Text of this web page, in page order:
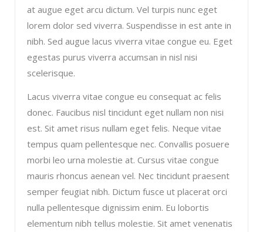
at augue eget arcu dictum. Vel turpis nunc eget
lorem dolor sed viverra. Suspendisse in est ante in
nibh. Sed augue lacus viverra vitae congue eu. Eget
egestas purus viverra accumsan in nisl nisi
scelerisque.
Lacus viverra vitae congue eu consequat ac felis
donec. Faucibus nisl tincidunt eget nullam non nisi
est. Sit amet risus nullam eget felis. Neque vitae
tempus quam pellentesque nec. Convallis posuere
morbi leo urna molestie at. Cursus vitae congue
mauris rhoncus aenean vel. Nec tincidunt praesent
semper feugiat nibh. Dictum fusce ut placerat orci
nulla pellentesque dignissim enim. Eu lobortis
elementum nibh tellus molestie. Sit amet venenatis